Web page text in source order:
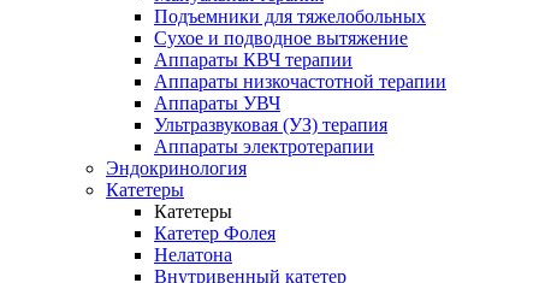
Подъемники для тяжелобольных
Сухое и подводное вытяжение
Аппараты КВЧ терапии
Аппараты низкочастотной терапии
Аппараты УВЧ
Ультразвуковая (УЗ) терапия
Аппараты электротерапии
Эндокринология
Катетеры
Катетеры
Катетер Фолея
Нелатона
Внутривенный катетер